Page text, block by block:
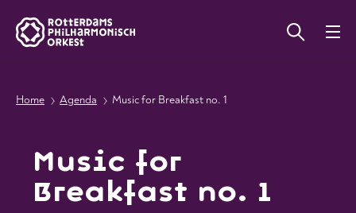
Home Agenda Music for Breakfast no. 1
Music for
Breakfast no. 1